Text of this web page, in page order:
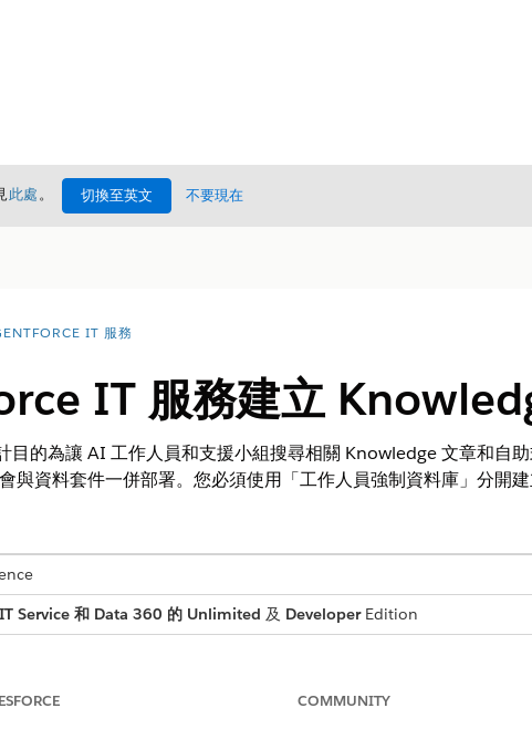
此處。 切換至英文 不要現在
IT 服務
IT 服務建立
目的為讓 AI 工作人員和支援小組搜尋相關 Knowledge 文章和自
與資料套件一併部署。您必須使用「工作人員強制資料庫」分開建
Service 和 Data 360 的 Unlimited 及 DeveloperEdition
使用Data 360
Salesforce 組織:系統管理員
COMMUNITY